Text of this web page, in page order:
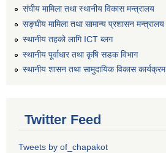
संघीय मामिला तथा स्थानीय विकास मन्त्रालय
सङ्घीय मामिला तथा सामान्य प्रशासन मन्त्रालय
स्थानीय तहको लागि ICT ब्लग
स्थानीय पूर्वाधार तथा कृषि सडक विभाग
स्थानीय शासन तथा सामुदायिक विकास कार्यक्रम
Twitter Feed
Tweets by of_chapakot